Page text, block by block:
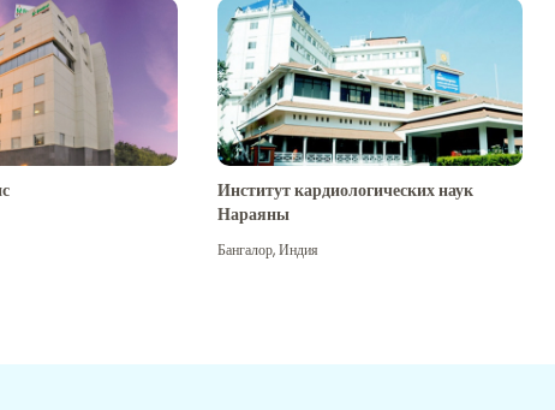
Институт кардиологических наук
Нараяны
Бангалор,Индия